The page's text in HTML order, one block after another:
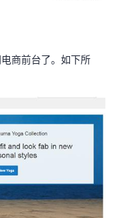
商前台了。如下所